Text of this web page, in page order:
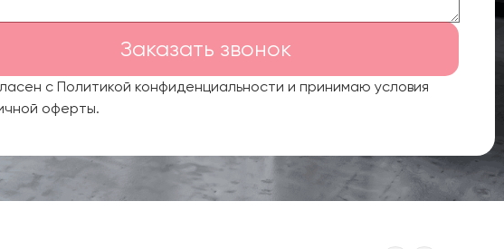
Заказать звонок
с Политикой конфиденциальности и принимаю условия
оферты.